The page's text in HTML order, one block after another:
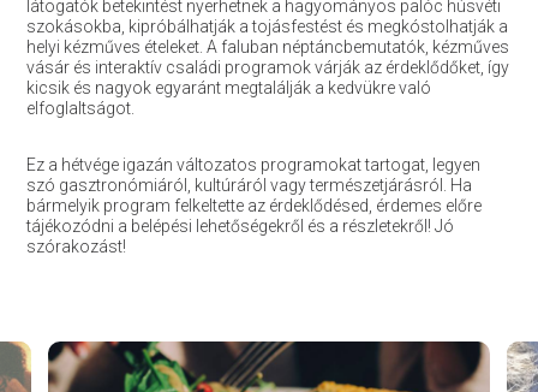
látogatók betekintést nyerhetnek a hagyományos palóc húsvéti
szokásokba, kipróbálhatják a tojásfestést és megkóstolhatják a
helyi kézműves ételeket. A faluban néptáncbemutatók, kézműves
vásár és interaktív családi programok várják az érdeklődőket, így
kicsik és nagyok egyaránt megtalálják a kedvükre való
elfoglaltságot.
Ez a hétvége igazán változatos programokat tartogat, legyen
szó gasztronómiáról, kultúráról vagy természetjárásról. Ha
bármelyik program felkeltette az érdeklődésed, érdemes előre
tájékozódni a belépési lehetőségekről és a részletekről! Jó
szórakozást!